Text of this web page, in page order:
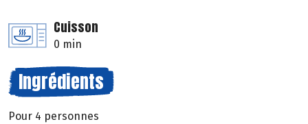
Cuisson
0 min
Ingrédients
Pour 4 personnes